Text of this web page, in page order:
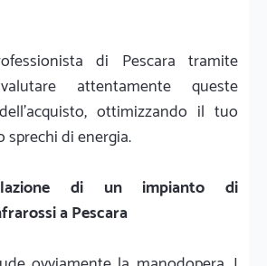
di Pescara tramite
attentamente queste
ottimizzando il tuo
di energia.
di un impianto di
a Pescara